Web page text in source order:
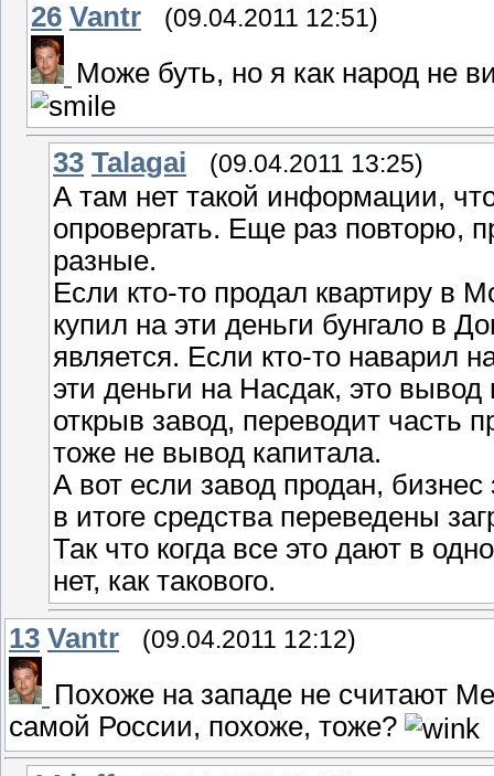
26 Vantr (09.04.2011 12:51)
Може буть, но я как народ не
33 Talagai (09.04.2011 13:25)
А там нет такой информации,
опровергать. Еще раз повторю,
разные.
Если кто-то продал квартиру в
купил на эти деньги бунгало в
является. Если кто-то наварил
эти деньги на Насдак, это
открыв завод, переводит часть
тоже не вывод капитала.
А вот если завод продан,
в итоге средства переведены
Так что когда все это дают в
нет, как такового.
13 Vantr (09.04.2011 12:12)
Похоже на западе не считают
самой России, похоже, тоже?